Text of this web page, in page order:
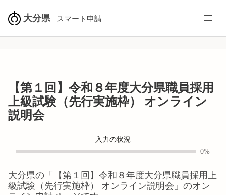
大分県 スマート申請
【第１回】令和８年度大分県職員採用
上級試験（先行実施枠） オンライン
説明会
入力の状況
0%
大分県の「
【第１回】令和８年度大分県職員採用上
級試験（先行実施枠） オンライン説明会 」のオン